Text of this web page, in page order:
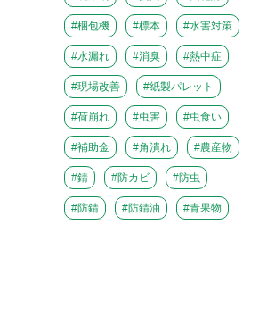
#梱包機 #標本 #水害対策
#水漏れ #消臭 #熱中症
#現場改善 #紙製パレット
#荷崩れ #虫害 #虫食い
#補助金 #角潰れ #農産物
#錆 #防カビ #防虫
#防錆 #防錆油 #青果物